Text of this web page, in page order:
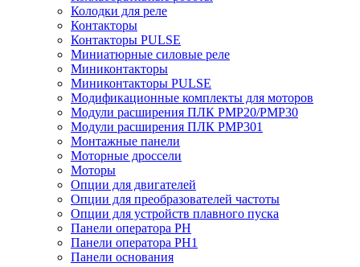
Колодки для реле
Контакторы
Контакторы PULSE
Миниатюрные силовые реле
Миниконтакторы
Миниконтакторы PULSE
Модификационные комплекты для моторов
Модули расширения ПЛК PMP20/PMP30
Модули расширения ПЛК PMP301
Монтажные панели
Моторные дроссели
Моторы
Опции для двигателей
Опции для преобразователей частоты
Опции для устройств плавного пуска
Панели оператора PH
Панели оператора PH1
Панели основания